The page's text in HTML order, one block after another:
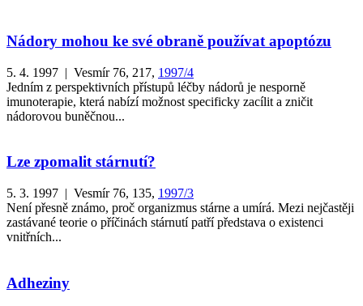
Nádory mohou ke své obraně používat apoptózu
5. 4. 1997 | Vesmír 76, 217, 1997/4
Jedním z perspektivních přístupů léčby nádorů je nesporně
imunoterapie, která nabízí možnost specificky zacílit a zničit
nádorovou buněčnou...
Lze zpomalit stárnutí?
5. 3. 1997 | Vesmír 76, 135, 1997/3
Není přesně známo, proč organizmus stárne a umírá. Mezi nejčastěji
zastávané teorie o příčinách stárnutí patří představa o existenci
vnitřních...
Adheziny